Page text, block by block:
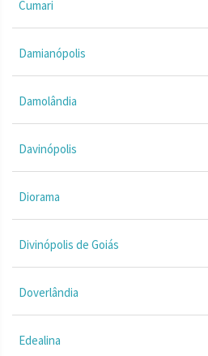
Cumari
Damianópolis
Damolândia
Davinópolis
Diorama
Divinópolis de Goiás
Doverlândia
Edealina